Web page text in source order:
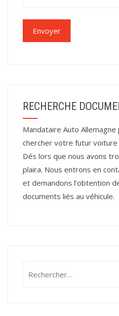
RECHERCHE
Mandataire Auto
chercher votre futur
Dés lors que nous avons
plaira. Nous entrons en
et demandons l’obtention
documents liés au véhicule.